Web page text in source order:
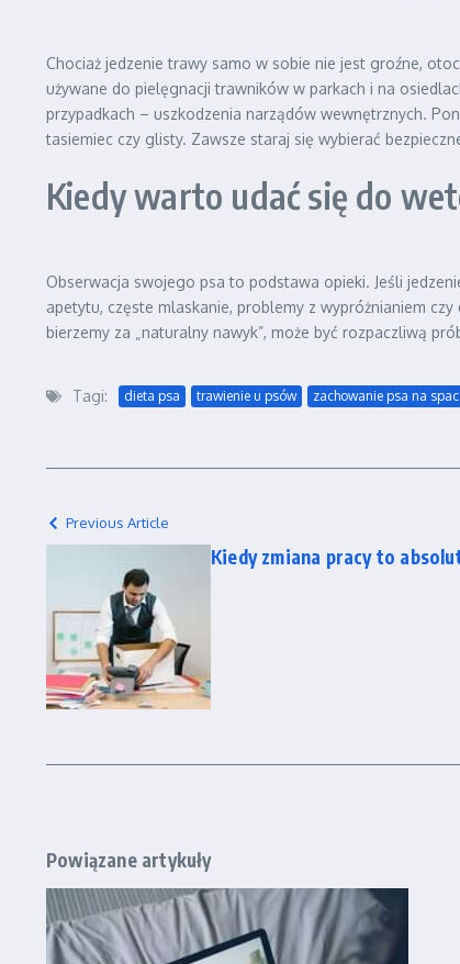
Chociaż jedzenie trawy samo w sobie nie jest groźne,
używane do pielęgnacji trawników w parkach i na
przypadkach – uszkodzenia narządów wewnętrznych.
tasiemiec czy glisty. Zawsze staraj się wybierać
Kiedy warto udać się do
Obserwacja swojego psa to podstawa opieki. Jeśli
apetytu, częste mlaskanie, problemy z wypróżnianiem
bierzemy za „naturalny nawyk”, może być rozpaczliwą
Tagi: dieta psa trawienie u psów zachowanie psa na
Previous Article
Kiedy zmiana pracy to
Powiązane artykuły